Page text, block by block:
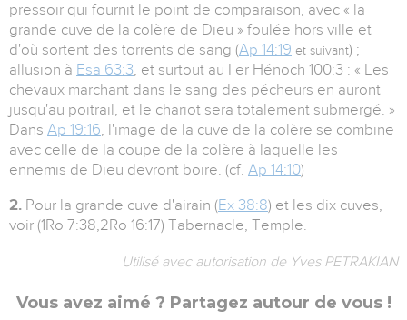
pressoir qui fournit le point de comparaison, avec « la
grande cuve de la colère de Dieu » foulée hors ville et
d'où sortent des torrents de sang (Ap 14:19 et suivant) ;
allusion à Esa 63:3, et surtout au I er Hénoch 100:3 : « Les
chevaux marchant dans le sang des pécheurs en auront
jusqu'au poitrail, et le chariot sera totalement submergé. »
Dans Ap 19:16, l'image de la cuve de la colère se combine
avec celle de la coupe de la colère à laquelle les
ennemis de Dieu devront boire. (cf. Ap 14:10)
2. Pour la grande cuve d'airain (Ex 38:8) et les dix cuves,
voir (1Ro 7:38,2Ro 16:17) Tabernacle, Temple.
Utilisé avec autorisation de Yves PETRAKIAN
Vous avez aimé ? Partagez autour de vous !